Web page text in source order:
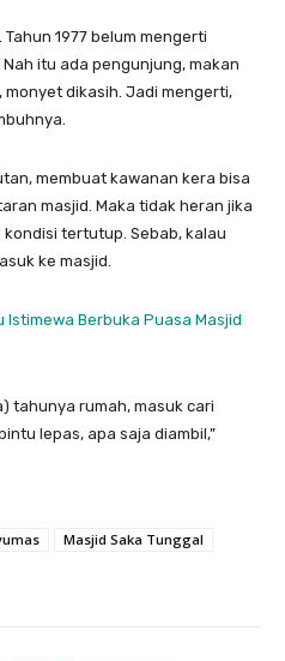
1977 belum mengerti
itu ada pengunjung, makan
monyet dikasih. Jadi mengerti,
membuat kawanan kera bisa
masjid. Maka tidak heran jika
tertutup. Sebab, kalau
ke masjid.
Istimewa Berbuka Puasa Masjid
tahunya rumah, masuk cari
lepas, apa saja diambil,”
Masjid Saka Tunggal